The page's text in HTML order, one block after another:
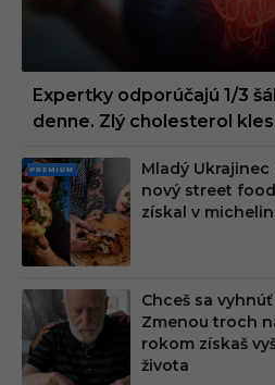
Expertky odporúčajú 1/3
denne. Zlý cholesterol
PRE
MIU
M
Mladý
nový street
získal v
Chceš sa
Zmenou troch
rokom získaš
života